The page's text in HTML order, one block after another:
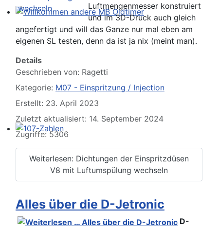
Willkommen andere MB Oldtimer
107-Zahlen
Luftmengenmesser konstruiert
und im 3D-Druck auch gleich
angefertigt und will das Ganze nur mal eben am
eigenen SL testen, denn da ist ja nix (meint man).
Details
Geschrieben von: Ragetti
Kategorie: M07 - Einspritzung / Injection
Erstellt: 23. April 2023
Zuletzt aktualisiert: 14. September 2024
Zugriffe: 5306
Weiterlesen: Dichtungen der Einspritzdüsen
V8 mit Luftumspülung wechseln
Alles über die D-Jetronic
D-